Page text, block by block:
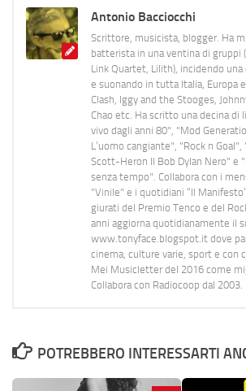
Antonio Bacciocchi
Scrittore, musicista, blogger. Ha
batterista in una ventina di gruppi
Link Quartet, Lilith), incidendo
e suonando in tutta Italia, Europa
Clash, Iggy and the Stooges,
Chao etc. Ha scritto una decina di
vivo dagli anni 80", "Mod
L’uomo cangiante", "Rock n
Scott-Heron Il Bob Dylan Nero" e
senza tempo". Collabora con i
"Vinile" e i quotidiani “Il
giurati del Premio Tenco e del
anni aggiorna quotidianamente il
www.tonyface.blogspot.it dove
cinema, culture varie, sport e con
Mei Musicletter del 2016 come
Collabora con Radiocoop dal 2003.
POTREBBERO INTERESSARTI